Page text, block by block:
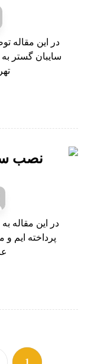
در این مقاله
سایبان گستر
نصب
در این مقاله
پرداخته ایم